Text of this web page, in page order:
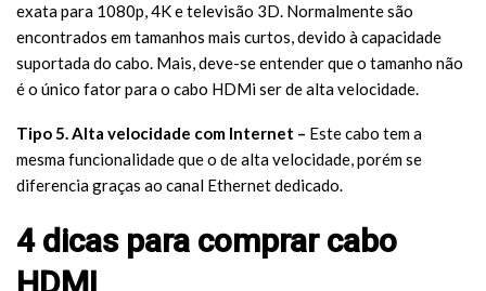
exata para 1080p, 4K e televisão 3D. Normalmente são
encontrados em tamanhos mais curtos, devido à capacidade
suportada do cabo. Mais, deve-se entender que o tamanho não
é o único fator para o cabo HDMi ser de alta velocidade.
Tipo 5. Alta velocidade com Internet – Este cabo tem a
mesma funcionalidade que o de alta velocidade, porém se
diferencia graças ao canal Ethernet dedicado.
4 dicas para comprar cabo
HDMI